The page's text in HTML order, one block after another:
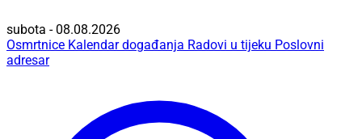
subota - 08.08.2026
Osmrtnice Kalendar događanja Radovi u tijeku Poslovni
adresar